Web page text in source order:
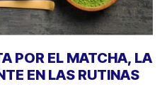
POR EL MATCHA, LA
EN LAS RUTINAS